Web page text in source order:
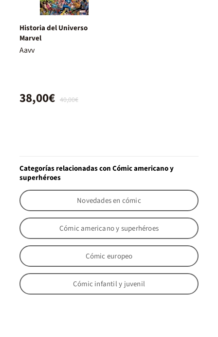
Historia del Universo
Marvel
Aavv
40,00€
38,00€
Categorías relacionadas con Cómic americano y
superhéroes
Novedades en cómic
Cómic americano y superhéroes
Cómic europeo
Cómic infantil y juvenil